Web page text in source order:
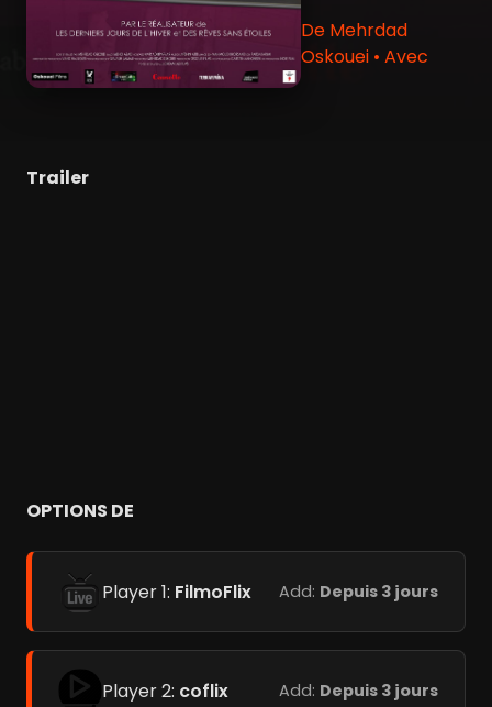
De Mehrdad
Oskouei • Avec
Trailer
OPTIONS DE
Player 1: FilmoFlix Add: Depuis 3 jours
Player 2: coflix Add: Depuis 3 jours